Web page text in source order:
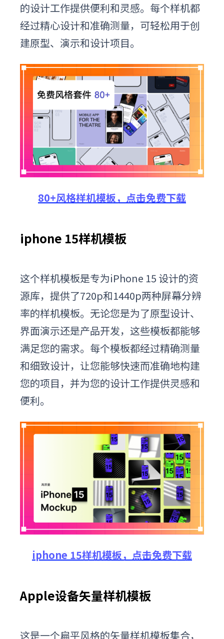
的设计工作提供便利和灵感。每个样机都
经过精心设计和准确测量，可轻松用于创
建原型、演示和设计项目。
80+风格样机模板，点击免费下载
iphone 15样机模板
这个样机模板是专为iPhone 15 设计的资
源库，提供了720p和1440p两种屏幕分辨
率的样机模板。无论您是为了原型设计、
界面演示还是产品开发，这些模板都能够
满足您的需求。每个模板都经过精确测量
和细致设计，让您能够快速而准确地构建
您的项目，并为您的设计工作提供灵感和
便利。
iphone 15样机模板， 点击免费下载
Apple设备矢量样机模板
这是一个扁平风格的矢量样机模板集合，